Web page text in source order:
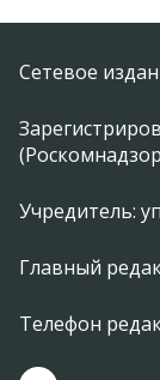
Сетевое
Учредитель:
Главный
Телефон